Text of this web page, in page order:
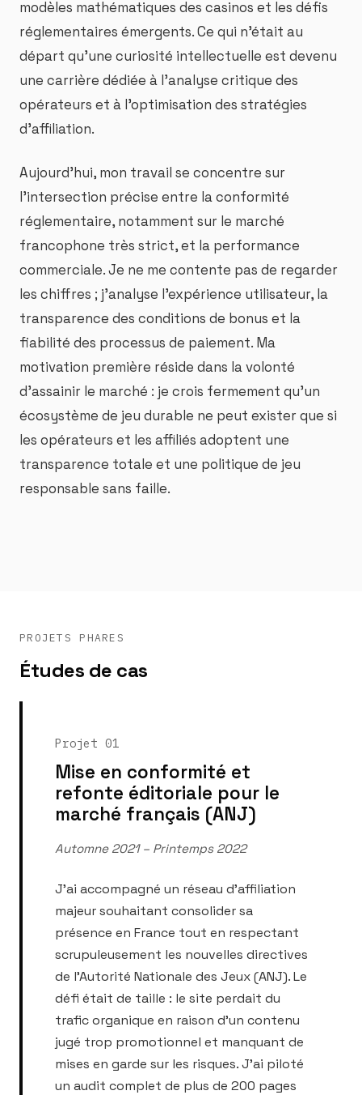
modèles mathématiques des casinos et les défis
réglementaires émergents. Ce qui n'était au
départ qu'une curiosité intellectuelle est devenu
une carrière dédiée à l'analyse critique des
opérateurs et à l'optimisation des stratégies
d'affiliation.
Aujourd'hui, mon travail se concentre sur
l'intersection précise entre la conformité
réglementaire, notamment sur le marché
francophone très strict, et la performance
commerciale. Je ne me contente pas de regarder
les chiffres ; j'analyse l'expérience utilisateur, la
transparence des conditions de bonus et la
fiabilité des processus de paiement. Ma
motivation première réside dans la volonté
d'assainir le marché : je crois fermement qu'un
écosystème de jeu durable ne peut exister que si
les opérateurs et les affiliés adoptent une
transparence totale et une politique de jeu
responsable sans faille.
PROJETS PHARES
Études de cas
Projet 01
Mise en conformité et
refonte éditoriale pour le
marché français (ANJ)
Automne 2021 – Printemps 2022
J'ai accompagné un réseau d'affiliation
majeur souhaitant consolider sa
présence en France tout en respectant
scrupuleusement les nouvelles directives
de l'Autorité Nationale des Jeux (ANJ). Le
défi était de taille : le site perdait du
trafic organique en raison d'un contenu
jugé trop promotionnel et manquant de
mises en garde sur les risques. J'ai piloté
un audit complet de plus de 200 pages